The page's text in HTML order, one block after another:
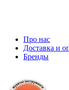
Про нас
Доставка и
Бренды